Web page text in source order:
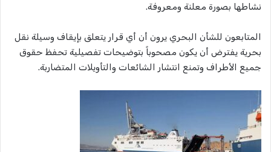
نشاطها بصورة معلنة ومعروفة.
المتابعون للشأن البحري يرون أن أي قرار يتعلق بإيقاف وسيلة نقل
بحرية يفترض أن يكون مصحوباً بتوضيحات تفصيلية تحفظ حقوق
جميع الأطراف وتمنع انتشار الشائعات والتأويلات المتضاربة.